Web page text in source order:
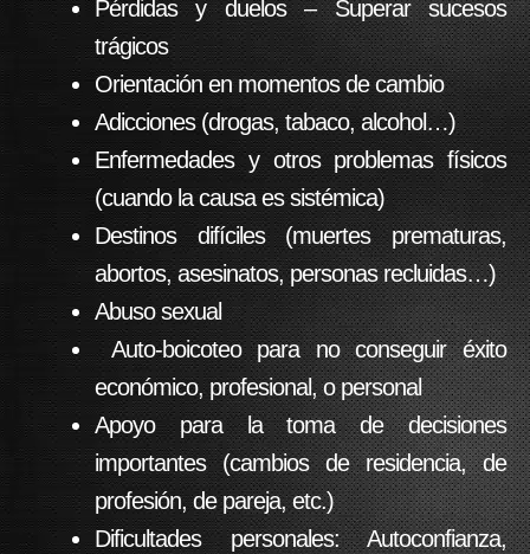
Pérdidas y duelos – Superar sucesos
trágicos
Orientación en momentos de cambio
Adicciones (drogas, tabaco, alcohol…)
Enfermedades y otros problemas físicos
(cuando la causa es sistémica)
Destinos difíciles (muertes prematuras,
abortos, asesinatos, personas recluidas…)
Abuso sexual
Auto-boicoteo para no conseguir éxito
económico, profesional, o personal
Apoyo para la toma de decisiones
importantes (cambios de residencia, de
profesión, de pareja, etc.)
Dificultades personales: Autoconfianza,